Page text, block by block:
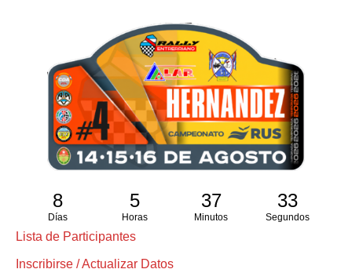
8
Días
5
Horas
37
Minutos
33
Segundos
Lista de Participantes
Inscribirse / Actualizar Datos